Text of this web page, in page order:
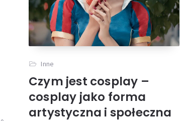
Inne
Czym jest cosplay –
cosplay jako forma
artystyczna i społeczna